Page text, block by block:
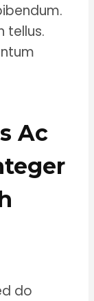
tellus.
Ac
do